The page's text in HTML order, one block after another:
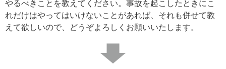
やるべきことを教えてください。事故を起こしたときにこ
れだけはやってはいけないことがあれば、それも併せて教
えて欲しいので、どうぞよろしくお願いいたします。